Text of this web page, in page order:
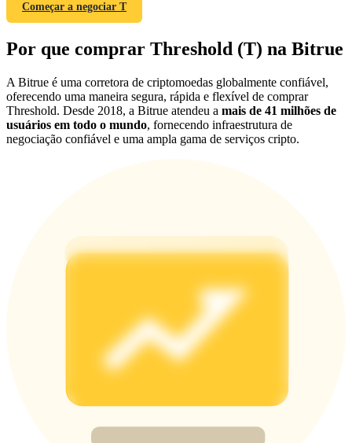
BTC Welcome Rewards
Deposit & Trade BTC to Share 25000 USDT prize pool!
Share 500000 CASHCAT prize pool
Register & Trade to Win 500,000 USDT
Precious Metals Trading Carnival
Trade Gold & Silver · 33,333 USDT Bonus
Começar a negociar T
Por que comprar Threshold (T) na Bitrue
A Bitrue é uma corretora de criptomoedas globalmente confiável,
oferecendo uma maneira segura, rápida e flexível de comprar
Threshold. Desde 2018, a Bitrue atendeu a mais de 41 milhões de
usuários em todo o mundo, fornecendo infraestrutura de
negociação confiável e uma ampla gama de serviços cripto.